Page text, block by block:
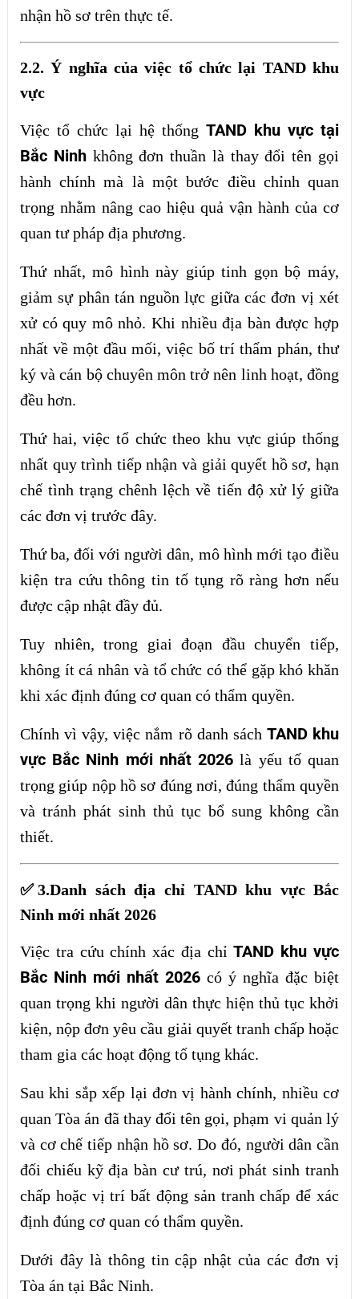
nhận hồ sơ trên thực tế.
2.2. Ý nghĩa của việc tổ chức lại TAND khu
vực
Việc tổ chức lại hệ thốngTAND khu vực tại
Bắc Ninhkhông đơn thuần là thay đổi tên gọi
hành chính mà là một bước điều chỉnh quan
trọng nhằm nâng cao hiệu quả vận hành của cơ
quan tư pháp địa phương.
Thứ nhất, mô hình này giúp tinh gọn bộ máy,
giảm sự phân tán nguồn lực giữa các đơn vị xét
xử có quy mô nhỏ. Khi nhiều địa bàn được hợp
nhất về một đầu mối, việc bố trí thẩm phán, thư
ký và cán bộ chuyên môn trở nên linh hoạt, đồng
đều hơn.
Thứ hai, việc tổ chức theo khu vực giúp thống
nhất quy trình tiếp nhận và giải quyết hồ sơ, hạn
chế tình trạng chênh lệch về tiến độ xử lý giữa
các đơn vị trước đây.
Thứ ba, đối với người dân, mô hình mới tạo điều
kiện tra cứu thông tin tố tụng rõ ràng hơn nếu
được cập nhật đầy đủ.
Tuy nhiên, trong giai đoạn đầu chuyển tiếp,
không ít cá nhân và tổ chức có thể gặp khó khăn
khi xác định đúng cơ quan có thẩm quyền.
Chính vì vậy, việc nắm rõ danh sách TAND khu
vực Bắc Ninh mới nhất 2026 là yếu tố quan
trọng giúp nộp hồ sơ đúng nơi, đúng thẩm quyền
và tránh phát sinh thủ tục bổ sung không cần
thiết.
✅3.Danh sách địa chỉ TAND khu vực Bắc
Ninh mới nhất 2026
Việc tra cứu chính xác địa chỉTAND khu vực
Bắc Ninh mới nhất 2026 có ý nghĩa đặc biệt
quan trọng khi người dân thực hiện thủ tục khởi
kiện, nộp đơn yêu cầu giải quyết tranh chấp hoặc
tham gia các hoạt động tố tụng khác.
Sau khi sắp xếp lại đơn vị hành chính, nhiều cơ
quan Tòa án đã thay đổi tên gọi, phạm vi quản lý
và cơ chế tiếp nhận hồ sơ. Do đó, người dân cần
đối chiếu kỹ địa bàn cư trú, nơi phát sinh tranh
chấp hoặc vị trí bất động sản tranh chấp để xác
định đúng cơ quan có thẩm quyền.
Dưới đây là thông tin cập nhật của các đơn vị
Tòa án tại Bắc Ninh.